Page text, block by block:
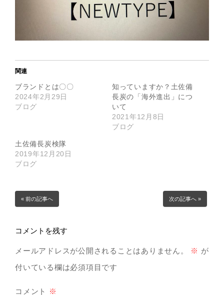
関連
ブランドとは〇〇
2024年2月29日
ブログ
知っていますか？土佐備
長炭の「海外進出」につ
いて
2021年12月8日
ブログ
土佐備長炭検隊
2019年12月20日
ブログ
« 前の記事へ 次の記事へ »
コメントを残す
メールアドレスが公開されることはありません。 ※ が
付いている欄は必須項目です
コメント ※